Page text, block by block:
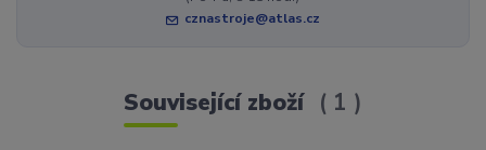
cznastroje@atlas.cz
Související zboží 1